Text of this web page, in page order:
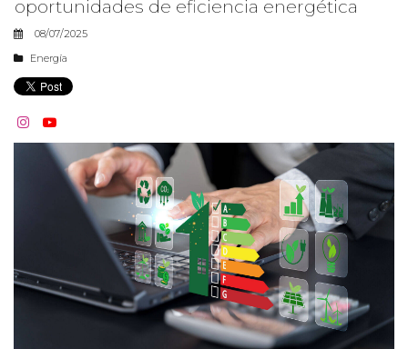
oportunidades de eficiencia energética
08/07/2025
Energía
 